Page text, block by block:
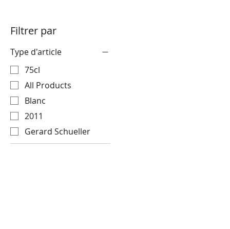
Filtrer par
Type d'article
75cl
All Products
Blanc
2011
Gerard Schueller